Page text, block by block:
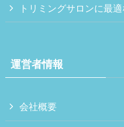
トリミングサロンに最
運営者情報
会社概要